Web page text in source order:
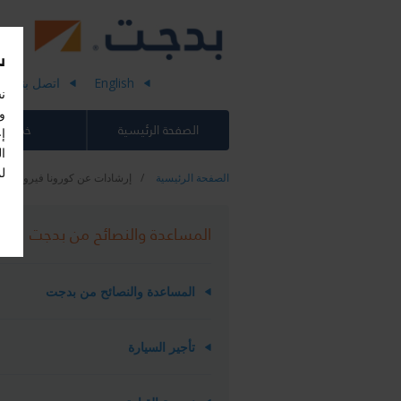
English اتصل بنا
الصفحة الرئيسية
الصفحة الرئيسية إرشادات عن كورونا فيروس
المساعدة والنصائح من بدجت
المساعدة والنصائح من بدجت
تأجير السيارة